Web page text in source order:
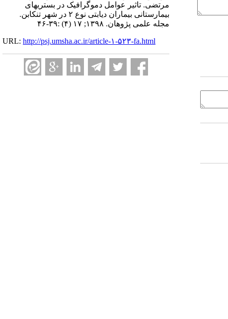
مرتضی. تاثیر عوامل دموگرافیک در بستریهای
بیمارستانی بیماران دیابتی نوع ۲ در شهر تنکابن.
مجله علمی پژوهان. ۱۳۹۸; ۱۷ (۴) :۳۹-۴۶
URL: http://psj.umsha.ac.ir/article-۱-۵۲۳-fa.html